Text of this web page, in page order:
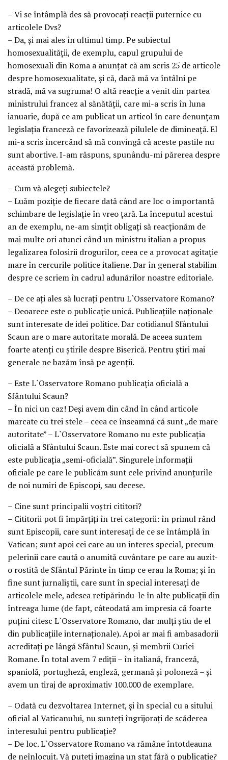
– Vi se întâmplă des să provocaţi reacţii puternice cu
articolele Dvs?
– Da, şi mai ales în ultimul timp. Pe subiectul
homosexualităţii, de exemplu, capul grupului de
homosexuali din Roma a anunţat că am scris 25 de articole
despre homosexualitate, şi că, dacă mă va întâlni pe
stradă, mă va sugruma! O altă reacţie a venit din partea
ministrului francez al sănătăţii, care mi-a scris în luna
ianuarie, după ce am publicat un articol în care denunţam
legislaţia franceză ce favorizează pilulele de dimineaţă. El
mi-a scris încercând să mă convingă că aceste pastile nu
sunt abortive. I-am răspuns, spunându-mi părerea despre
această problemă.
– Cum vă alegeţi subiectele?
– Luăm poziţie de fiecare dată când are loc o importantă
schimbare de legislaţie în vreo ţară. La începutul acestui
an de exemplu, ne-am simţit obligaţi să reacţionăm de
mai multe ori atunci când un ministru italian a propus
legalizarea folosirii drogurilor, ceea ce a provocat agitaţie
mare în cercurile politice italiene. Dar în general stabilim
despre ce scriem în cadrul adunărilor noastre editoriale.
– De ce aţi ales să lucraţi pentru L`Osservatore Romano?
– Deoarece este o publicaţie unică. Publicaţiile naţionale
sunt interesate de idei politice. Dar cotidianul Sfântului
Scaun are o mare autoritate morală. De aceea suntem
foarte atenţi cu ştirile despre Biserică. Pentru ştiri mai
generale ne bazăm însă pe agenţii.
– Este L`Osservatore Romano publicaţia oficială a
Sfântului Scaun?
– În nici un caz! Deşi avem din când în când articole
marcate cu trei stele – ceea ce înseamnă că sunt „de mare
autoritate” – L`Osservatore Romano nu este publicaţia
oficială a Sfântului Scaun. Este mai corect să spunem că
este publicaţia „semi-oficială”. Singurele informaţii
oficiale pe care le publicăm sunt cele privind anunţurile
de noi numiri de Episcopi, sau decese.
– Cine sunt principalii voştri cititori?
– Cititorii pot fi împărţiţi în trei categorii: în primul rând
sunt Episcopii, care sunt interesaţi de ce se întâmplă în
Vatican; sunt apoi cei care au un interes special, precum
pelerinii care caută o anumită cuvântare pe care au auzit-
o rostită de Sfântul Părinte în timp ce erau la Roma; şi în
fine sunt jurnaliştii, care sunt în special interesaţi de
articolele mele, adesea retipărindu-le în alte publicaţii din
întreaga lume (de fapt, câteodată am impresia că foarte
puţini citesc L`Osservatore Romano, dar mulţi ştiu de el
din publicaţiile internaţionale). Apoi ar mai fi ambasadorii
acreditaţi pe lângă Sfântul Scaun, şi membrii Curiei
Romane. În total avem 7 ediţii – în italiană, franceză,
spaniolă, portugheză, engleză, germană şi poloneză – şi
avem un tiraj de aproximativ 100.000 de exemplare.
– Odată cu dezvoltarea Internet, şi în special cu a sitului
oficial al Vaticanului, nu sunteţi îngrijoraţi de scăderea
interesului pentru publicaţie?
– De loc. L`Osservatore Romano va rămâne întotdeauna
de neînlocuit. Vă puteţi imagina un stat fără o publicaţie?